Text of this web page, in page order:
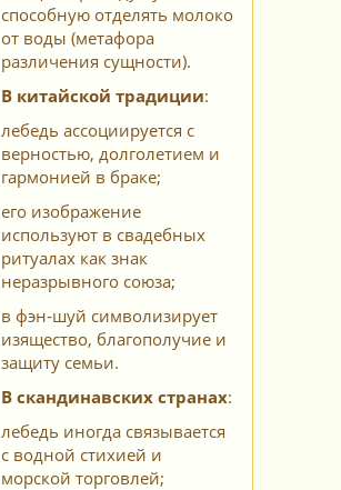
способную отделять молоко
от воды (метафора
различения сущности).
В китайской традиции:
лебедь ассоциируется с
верностью, долголетием и
гармонией в браке;
его изображение
используют в свадебных
ритуалах как знак
неразрывного союза;
в фэн‑шуй символизирует
изящество, благополучие и
защиту семьи.
В скандинавских странах:
лебедь иногда связывается
с водной стихией и
морской торговлей;